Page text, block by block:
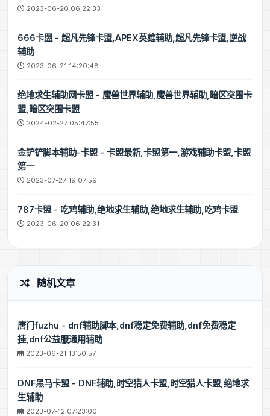
2023-06-20 06:22:33
666卡盟 - 超凡先锋卡盟,APEX英雄辅助,超凡先锋卡盟,逆战
辅助
2023-06-21 14:20:48
绝地求生辅助网卡盟 - 魔兽世界辅助,魔兽世界辅助,暗区突围卡
盟,暗区突围卡盟
2024-02-27 05:47:55
金铲铲脚本辅助-卡盟 - 卡盟最新,卡盟第一,游戏辅助卡盟,卡盟
第一
2023-07-27 19:07:59
787卡盟 - 吃鸡辅助,绝地求生辅助,绝地求生辅助,吃鸡卡盟
2023-06-20 06:22:31
随机文章
唐门fuzhu - dnf辅助脚本,dnf稳定免费辅助,dnf免费稳定
挂,dnf公益服通用辅助
2023-06-21 13:50:57
DNF黑马卡盟 - DNF辅助,时空猎人卡盟,时空猎人卡盟,绝地求
生辅助
2023-07-12 07:23:00